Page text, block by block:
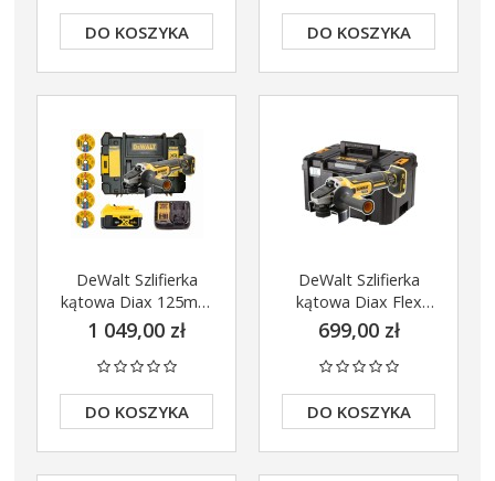
DO KOSZYKA DO KOSZYKA
DeWalt Szlifierka
kątowa Diax 125mm
18V 5Ah DCG405P1
Zestaw tarcz
1 049,00 zł
DO KOSZYKA
DeWalt Szlifierka
kątowa Diax Flex
125mm 18V
DCG405NT Walizka
TSTAK głęboka
699,00 zł
DO KOSZYKA